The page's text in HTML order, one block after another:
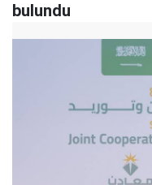
bulundu